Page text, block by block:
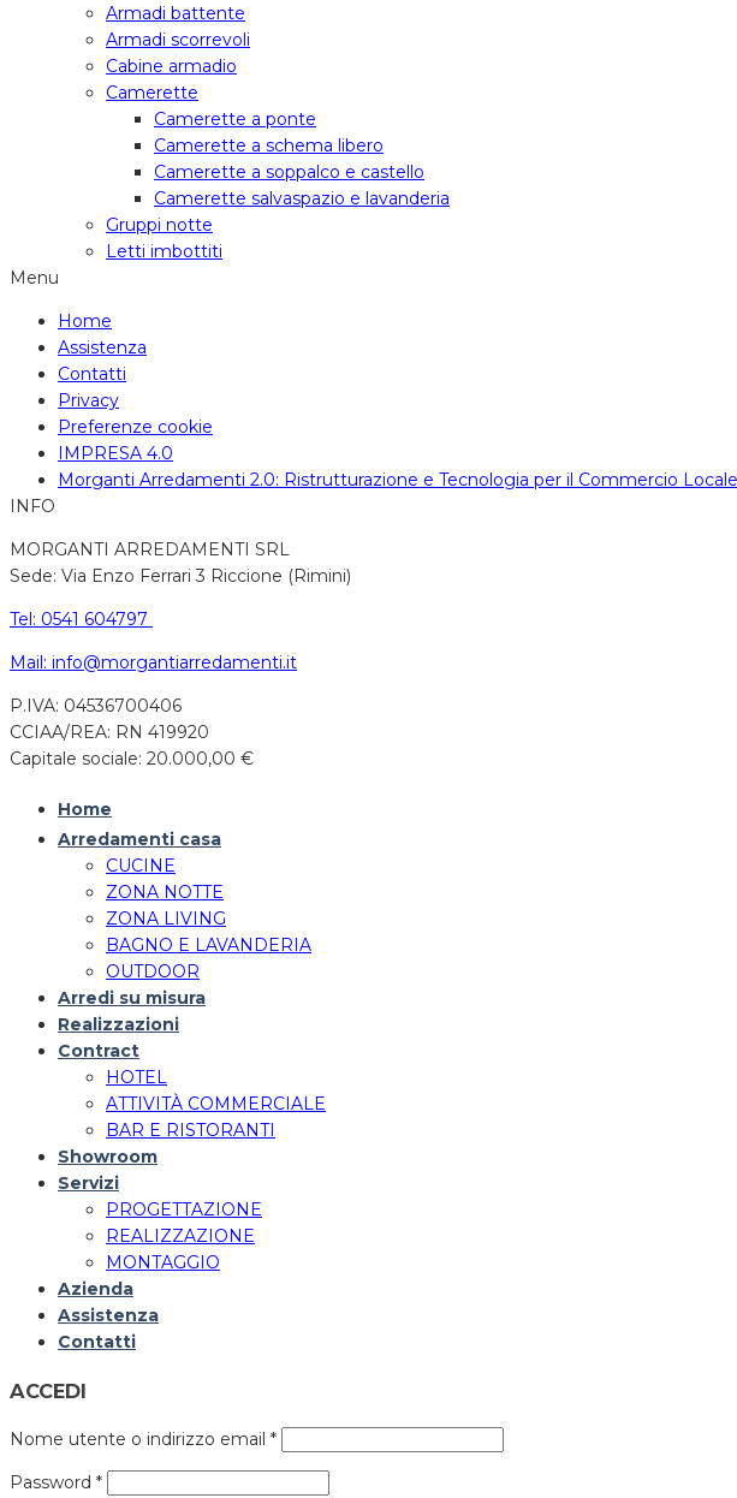
Armadi battente
Armadi scorrevoli
Cabine armadio
Camerette
Camerette a ponte
Camerette a schema libero
Camerette a soppalco e castello
Camerette salvaspazio e lavanderia
Gruppi notte
Letti imbottiti
Menu
Home
Assistenza
Contatti
Privacy
Preferenze cookie
IMPRESA 4.0
Morganti Arredamenti 2.0: Ristrutturazione e Tecnologia per il Commercio Locale
INFO
MORGANTI ARREDAMENTI SRL
Sede: Via Enzo Ferrari 3 Riccione (Rimini)
Tel: 0541 604797
Mail: info@morgantiarredamenti.it
P.IVA: 04536700406
CCIAA/REA: RN 419920
Capitale sociale: 20.000,00 €
Home
Arredamenti casa
CUCINE
ZONA NOTTE
ZONA LIVING
BAGNO E LAVANDERIA
OUTDOOR
Arredi su misura
Realizzazioni
Contract
HOTEL
ATTIVITÀ COMMERCIALE
BAR E RISTORANTI
Showroom
Servizi
PROGETTAZIONE
REALIZZAZIONE
MONTAGGIO
Azienda
Assistenza
Contatti
ACCEDI
Nome utente o indirizzo email *
Password *